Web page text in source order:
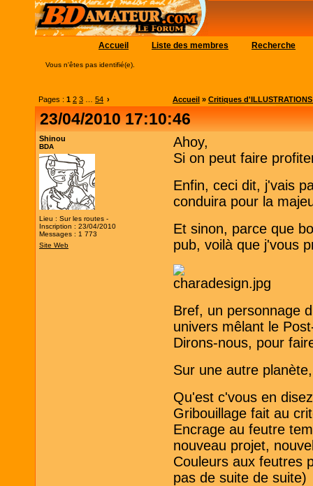
Accueil Liste des membres Recherche
Vous n'êtes pas identifié(e).
Pages : 1 2 3 54 › Accueil » Critiques
23/04/2010 17:10:46
Shinou
BDA
Lieu : Sur les routes -
Inscription : 23/04/2010
Messages : 1 773
Site Web
Ahoy,
Si on peut faire
Enfin, ceci dit, j'vais
conduira pour la
Et sinon, parce que
pub, voilà que j'vous
Bref, un personnage
univers mêlant le
Dirons-nous, pour
Sur une autre
Qu'est c'vous en
Gribouillage fait au
Encrage au feutre
nouveau projet,
Couleurs aux feutres
pas de suite de suite)